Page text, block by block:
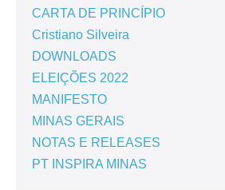
CARTA DE PRINCÍPIO
Cristiano Silveira
DOWNLOADS
ELEIÇÕES 2022
MANIFESTO
MINAS GERAIS
NOTAS E RELEASES
PT INSPIRA MINAS